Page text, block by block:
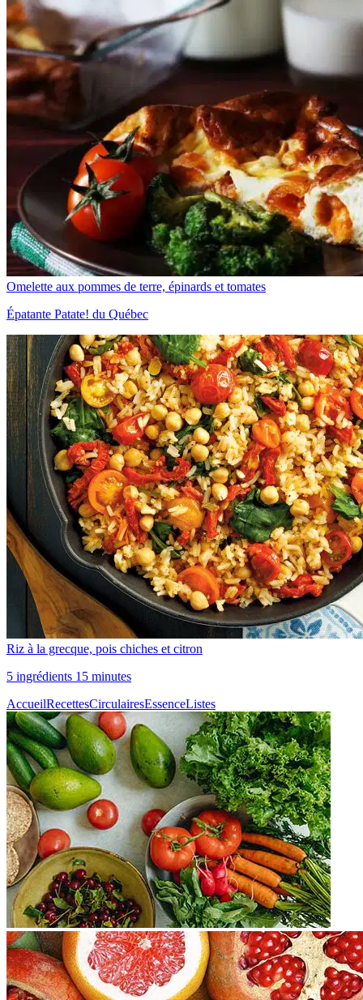
Omelette aux pommes de terre, épinards et tomates
Épatante Patate! du Québec
Riz à la grecque, pois chiches et citron
5 ingrédients 15 minutes
AccueilRecettesCirculairesEssenceListes